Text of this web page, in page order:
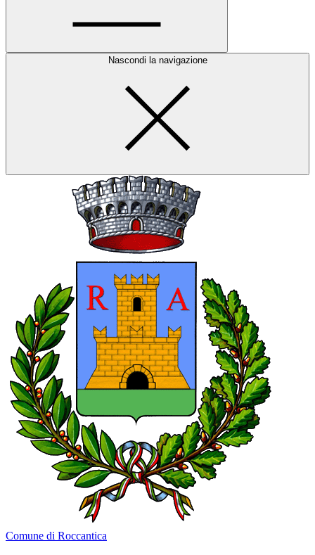
Nascondi la navigazione
Comune di Roccantica